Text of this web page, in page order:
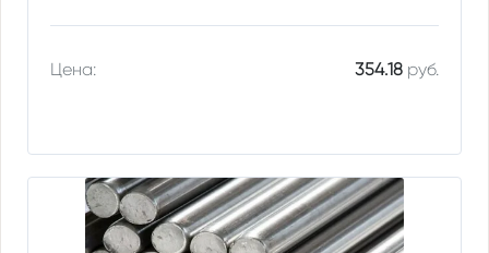
Цена: 354.18руб.